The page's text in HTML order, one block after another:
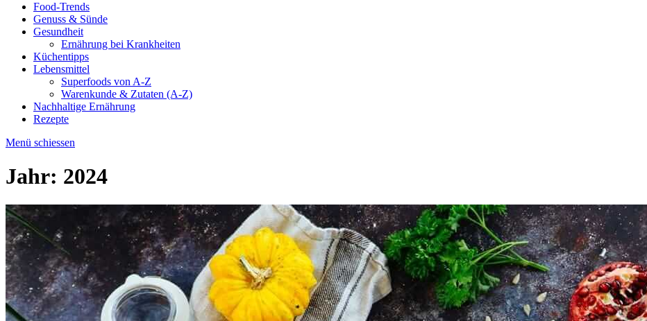
Food-Trends
Genuss & Sünde
Gesundheit
Ernährung bei Krankheiten
Küchentipps
Lebensmittel
Superfoods von A-Z
Warenkunde & Zutaten (A-Z)
Nachhaltige Ernährung
Rezepte
Menü schiessen
Jahr: 2024